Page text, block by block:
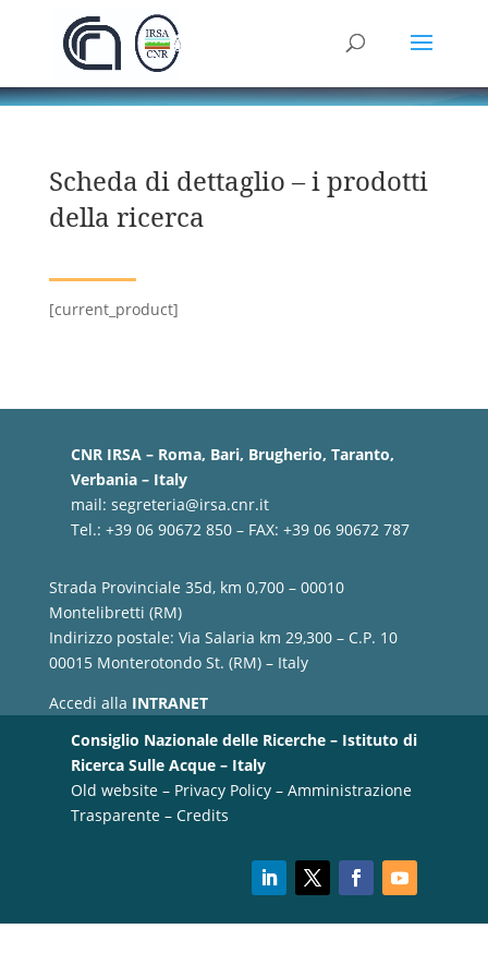
Scheda di dettaglio – i prodotti
della ricerca
[current_product]
CNR IRSA – Roma, Bari, Brugherio, Taranto,
Verbania – Italy
mail: segreteria@irsa.cnr.it
Tel.: +39 06 90672 850 – FAX: +39 06 90672 787
Strada Provinciale 35d, km 0,700 – 00010
Montelibretti (RM)
Indirizzo postale: Via Salaria km 29,300 – C.P. 10
00015 Monterotondo St. (RM) – Italy
Accedi alla INTRANET
Consiglio Nazionale delle Ricerche – Istituto di
Ricerca Sulle Acque – Italy
Old website– Privacy Policy– Amministrazione
Trasparente– Credits